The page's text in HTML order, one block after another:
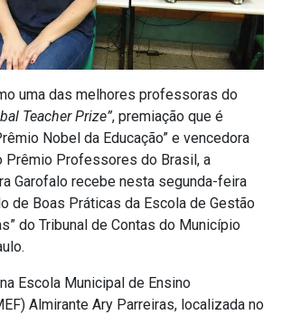
uma das melhores professoras do
Teacher Prize”, premiação que é
Nobel da Educação” e vencedora
Prêmio Professores do Brasil, a
Garofalo recebe nesta segunda-feira
de Boas Práticas da Escola de Gestão
do Tribunal de Contas do Município
Escola Municipal de Ensino
Almirante Ary Parreiras, localizada no